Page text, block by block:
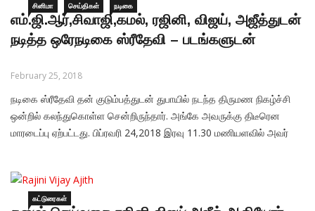
சினிமா செய்திகள் நடிகை
எம்.ஜி.ஆர்,சிவாஜி,கமல், ரஜினி, விஜய், அஜீத்துடன்
நடித்த ஒரேநடிகை ஸ்ரீதேவி – படங்களுடன்
February 25, 2018
நடிகை ஸ்ரீதேவி தன் குடும்பத்துடன் துபாயில் நடந்த திருமண நிகழ்ச்சி
ஒன்றில் கலந்துகொள்ள சென்றிருந்தார். அங்கே அவருக்கு திடீரென
மாரடைப்பு ஏற்பட்டது. பிப்ரவரி 24,2018 இரவு 11.30 மணியளவில் அவர்
தலைமுறை சூப்பர்ஸ்டார்களுடன் நடித்த நடிகை என்கிற
பெருமைக்குரியவர்.
கட்டுரைகள்